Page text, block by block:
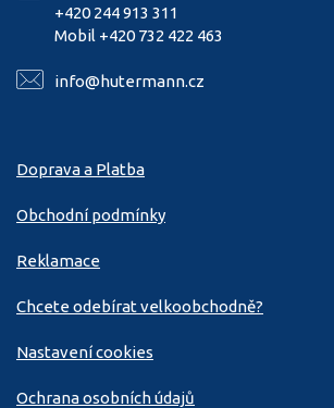
+420 244 913 311
Mobil +420 732 422 463
info@hutermann.cz
Doprava a Platba
Obchodní podmínky
Reklamace
Chcete odebírat velkoobchodně?
Nastavení cookies
Ochrana osobních údajů